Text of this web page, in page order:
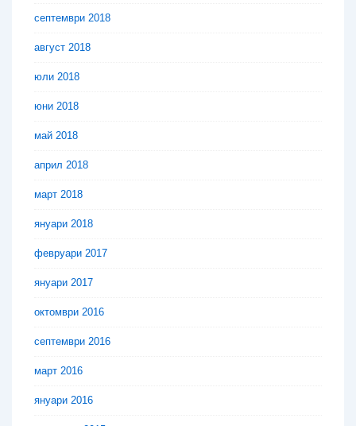
септември 2018
август 2018
юли 2018
юни 2018
май 2018
април 2018
март 2018
януари 2018
февруари 2017
януари 2017
октомври 2016
септември 2016
март 2016
януари 2016